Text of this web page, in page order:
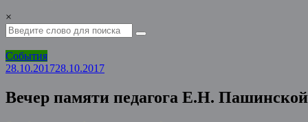
×
События
28.10.201728.10.2017
Вечер памяти педагога Е.Н. Пашинской